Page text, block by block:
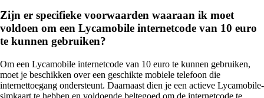
Zijn er specifieke voorwaarden waaraan ik moet
voldoen om een Lycamobile internetcode van 10 euro
te kunnen gebruiken?
Om een Lycamobile internetcode van 10 euro te kunnen gebruiken,
moet je beschikken over een geschikte mobiele telefoon die
internettoegang ondersteunt. Daarnaast dien je een actieve Lycamobile-
simkaart te hebben en voldoende beltegoed om de internetcode te